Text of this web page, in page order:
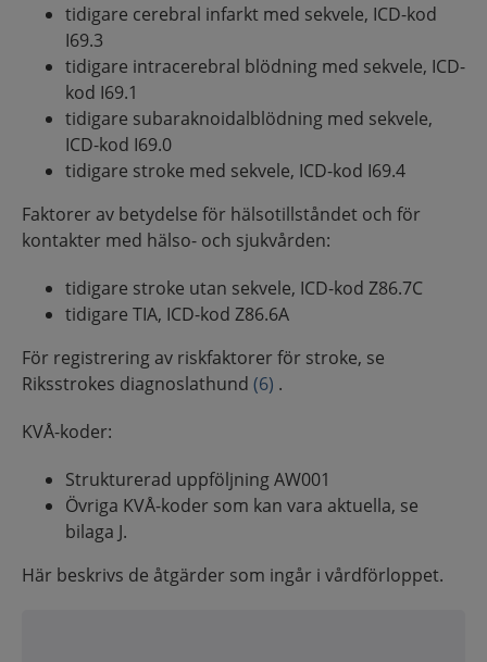
tidigare cerebral infarkt med sekvele, ICD-kod
I69.3
tidigare intracerebral blödning med sekvele, ICD-
kod I69.1
tidigare subaraknoidalblödning med sekvele,
ICD-kod I69.0
tidigare stroke med sekvele, ICD-kod I69.4
Faktorer av betydelse för hälsotillståndet och för
kontakter med hälso- och sjukvården:
tidigare stroke utan sekvele, ICD-kod Z86.7C
tidigare TIA, ICD-kod Z86.6A
För registrering av riskfaktorer för stroke, se
Riksstrokes diagnoslathund (6) .
KVÅ-koder:
Strukturerad uppföljning AW001
Övriga KVÅ-koder som kan vara aktuella, se
bilaga J.
Här beskrivs de åtgärder som ingår i vårdförloppet.